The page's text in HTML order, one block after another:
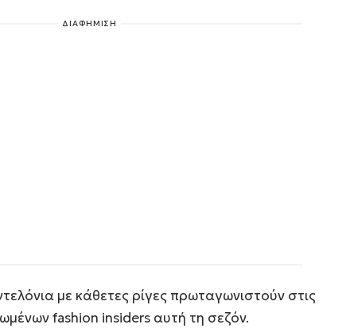
ΔΙΑΦΗΜΙΣΗ
με κάθετες ρίγες πρωταγωνιστούν στις
fashion insiders αυτή τη σεζόν.